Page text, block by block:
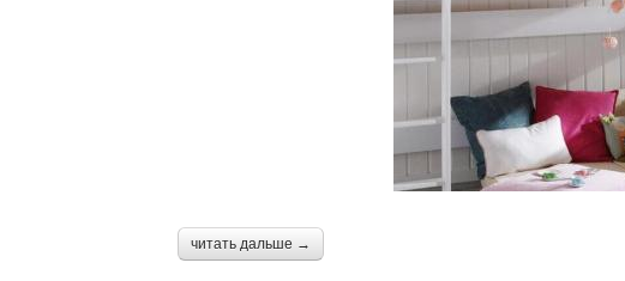
читать дальше →